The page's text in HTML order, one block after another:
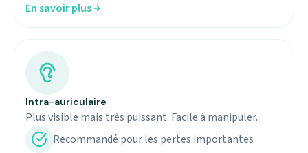
En savoir plus
Intra-auriculaire
Plus visible mais très puissant. Facile à manipuler.
Recommandé pour les pertes importantes